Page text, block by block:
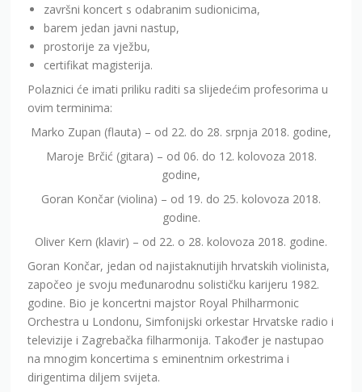
završni koncert s odabranim sudionicima,
barem jedan javni nastup,
prostorije za vježbu,
certifikat magisterija.
Polaznici će imati priliku raditi sa slijedećim profesorima u
ovim terminima:
Marko Zupan (flauta) – od 22. do 28. srpnja 2018. godine,
Maroje Brčić (gitara) – od 06. do 12. kolovoza 2018.
godine,
Goran Končar (violina) – od 19. do 25. kolovoza 2018.
godine.
Oliver Kern (klavir) – od 22. o 28. kolovoza 2018. godine.
Goran Končar, jedan od najistaknutijih hrvatskih violinista,
započeo je svoju međunarodnu solističku karijeru 1982.
godine. Bio je koncertni majstor Royal Philharmonic
Orchestra u Londonu, Simfonijski orkestar Hrvatske radio i
televizije i Zagrebačka filharmonija. Također je nastupao
na mnogim koncertima s eminentnim orkestrima i
dirigentima diljem svijeta.